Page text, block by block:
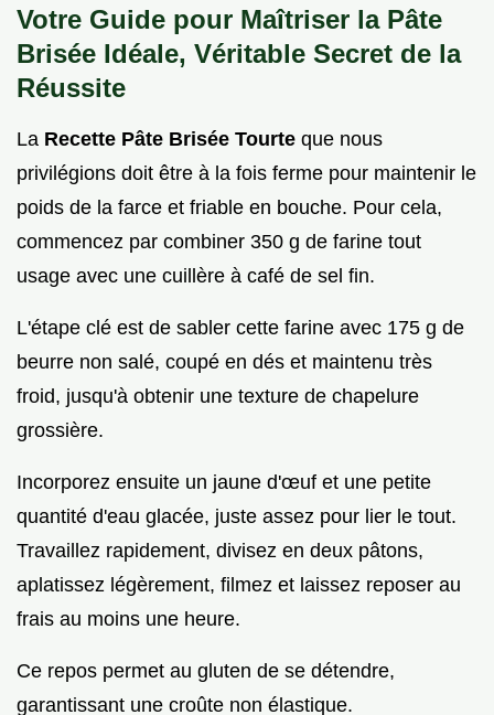
Votre Guide pour Maîtriser la Pâte
Brisée Idéale, Véritable Secret de la
Réussite
La Recette Pâte Brisée Tourte que nous
privilégions doit être à la fois ferme pour maintenir le
poids de la farce et friable en bouche. Pour cela,
commencez par combiner 350 g de farine tout
usage avec une cuillère à café de sel fin.
L'étape clé est de sabler cette farine avec 175 g de
beurre non salé, coupé en dés et maintenu très
froid, jusqu'à obtenir une texture de chapelure
grossière.
Incorporez ensuite un jaune d'œuf et une petite
quantité d'eau glacée, juste assez pour lier le tout.
Travaillez rapidement, divisez en deux pâtons,
aplatissez légèrement, filmez et laissez reposer au
frais au moins une heure.
Ce repos permet au gluten de se détendre,
garantissant une croûte non élastique.